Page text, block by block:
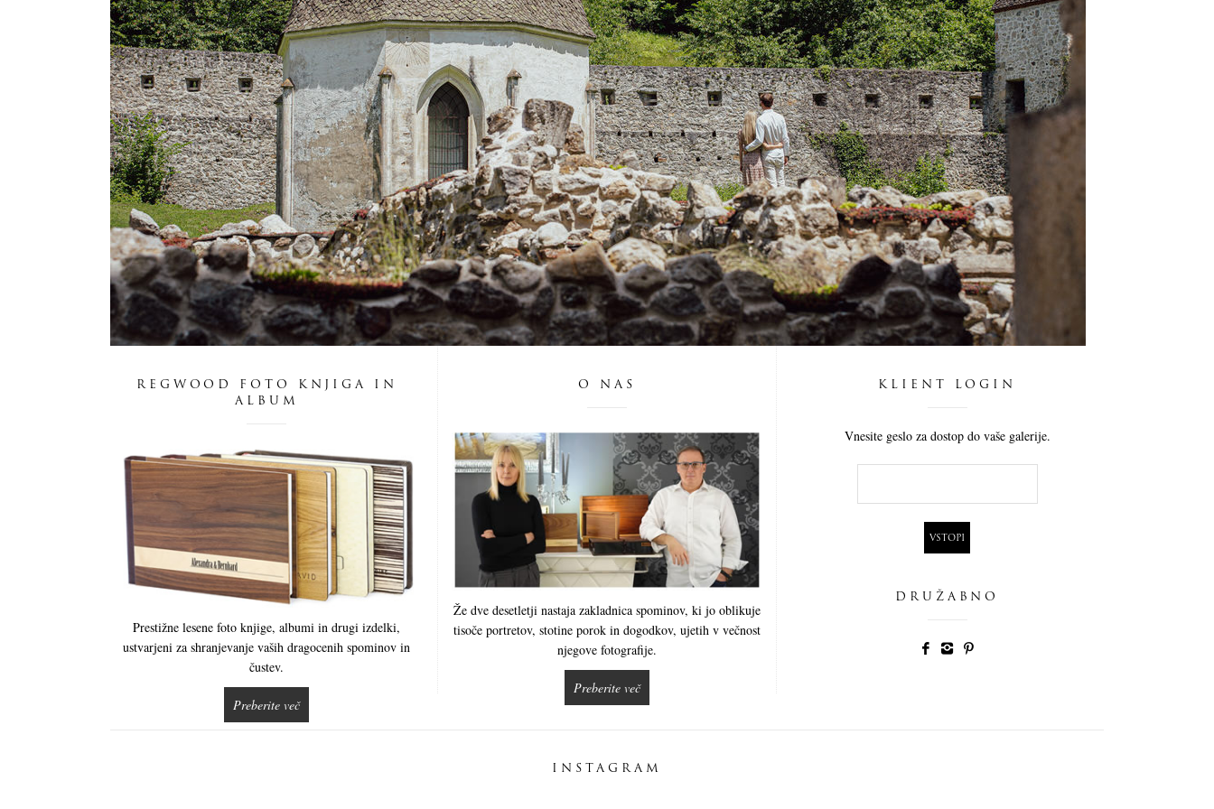
REGWOOD FOTO KNJIGA IN
ALBUM
Prestižne lesene foto knjige, albumi in drugi izdelki,
ustvarjeni za shranjevanje vaših dragocenih spominov in
čustev.
Preberite več
O NAS
Že dve desetletji nastaja zakladnica spominov, ki jo oblikuje
tisoče portretov, stotine porok in dogodkov, ujetih v večnost
njegove fotografije.
Preberite več
KLIENT LOGIN
Vnesite geslo za dostop do vaše galerije.
DRUŽABNO
INSTAGRAM